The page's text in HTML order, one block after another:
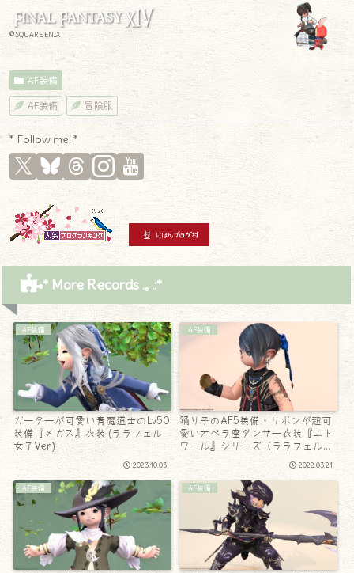
© SQUARE ENIX
AF装備
AF装備 冒険服
* Follow me! *
* More Records .｡.:*
AF装備
ガーターが可愛い青魔道士のLv50
装備『メガス』衣装 (ララフェル
女子Ver.)
2023.10.03
AF装備
踊り子のAF5装備・リボンが超可
愛いオペラ座ダンサー衣装『エト
ワール』シリーズ（ララフェル男
2022.03.21
AF装備 AF装備